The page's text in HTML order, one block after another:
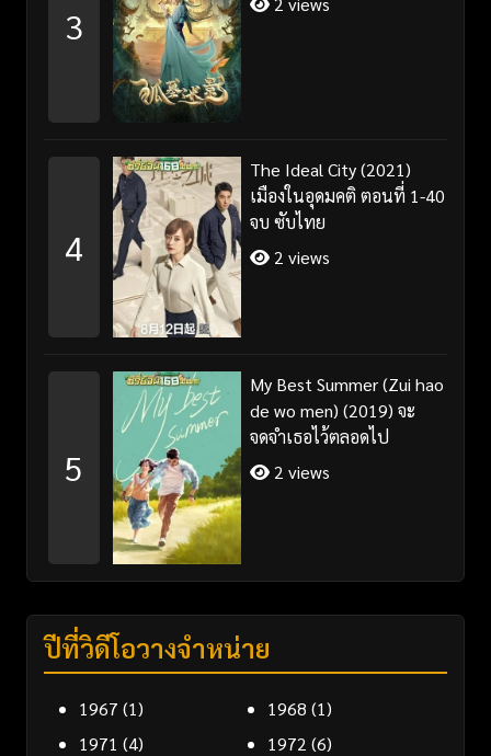
3
4
The Ideal City (2021)
เมืองในอุดมคติ ตอนที่ 1-40
จบ ซับไทย
2 views
5
My Best Summer (Zui hao
de wo men) (2019) จะ
จดจำเธอไว้ตลอดไป
2 views
ปีที่วิดีโอวางจำหน่าย
1967 (1) 1968 (1)
1971 (4) 1972 (6)